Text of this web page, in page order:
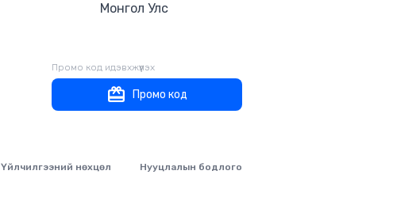
Монгол Улс
Промо код идэвхжүүлэх
Промо код
Үйлчилгээний нөхцөл Нууцлалын бодлого